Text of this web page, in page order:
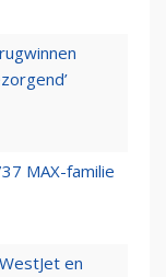
MAX-familie
en